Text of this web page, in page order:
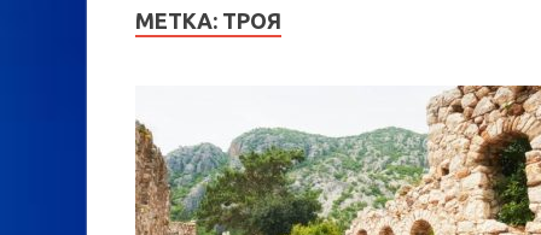
МЕТКА: ТРОЯ